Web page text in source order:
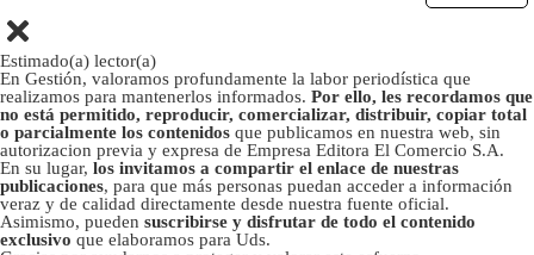
Estimado(a) lector(a)
En Gestión, valoramos profundamente la labor periodística que
realizamos para mantenerlos informados. Por ello, les recordamos que
no está permitido, reproducir, comercializar, distribuir, copiar total
o parcialmente los contenidos que publicamos en nuestra web, sin
autorizacion previa y expresa de Empresa Editora El Comercio S.A.
En su lugar, los invitamos a compartir el enlace de nuestras
publicaciones, para que más personas puedan acceder a información
veraz y de calidad directamente desde nuestra fuente oficial.
Asimismo, pueden suscribirse y disfrutar de todo el contenido
exclusivo que elaboramos para Uds.